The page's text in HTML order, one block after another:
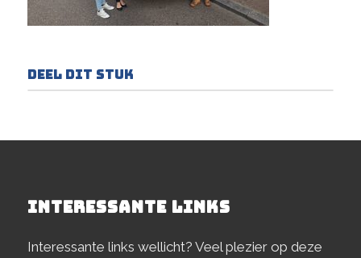
Deel dit stuk
INTERESSANTE LINKS
Interessante links wellicht? Veel plezier op deze